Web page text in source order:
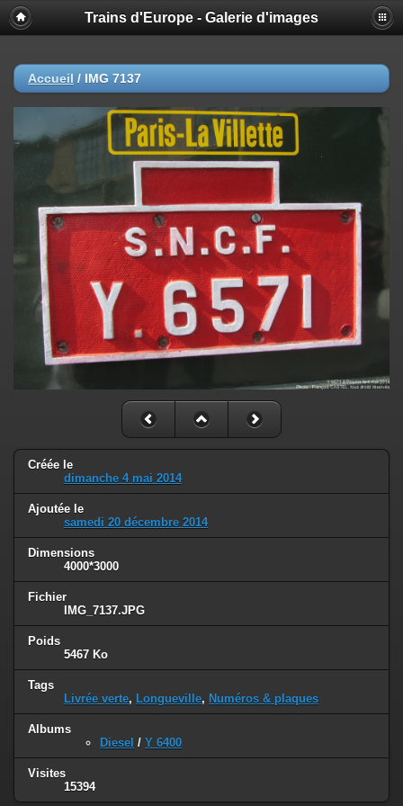
Trains d'Europe - Galerie d'images
Accueil / IMG 7137
Créée le
dimanche 4 mai 2014
Ajoutée le
samedi 20 décembre 2014
Dimensions
4000*3000
Fichier
IMG_7137.JPG
Poids
5467 Ko
Tags
Livrée verte, Longueville, Numéros & plaques
Albums
Diesel / Y 6400
Visites
15394